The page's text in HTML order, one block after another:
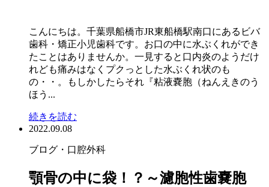
こんにちは。千葉県船橋市JR東船橋駅南口にあるビバ
歯科・矯正小児歯科です。お口の中に水ぶくれができ
たことはありませんか。一見すると口内炎のようだけ
れども痛みはなくプクっとした水ぶくれ状のも
の・・。もしかしたらそれ『粘液嚢胞（ねんえきのう
ほう...
続きを読む
2022.09.08
ブログ ・口腔外科
顎骨の中に袋！？～濾胞性歯嚢胞